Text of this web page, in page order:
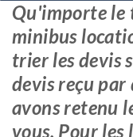
Qu'importe le
minibus
trier les devis
devis reçu
avons retenu
vous. Pour les